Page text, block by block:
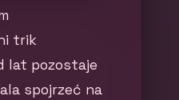
trik
lat pozostaje
spojrzeć na